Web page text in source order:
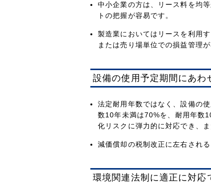
中小企業の方は、リース料を均
トの把握が容易です。
製造業においてはリースを利用
または売り場単位での損益管理が
設備の使用予定期間にあわ
法定耐用年数ではなく、設備の
数10年未満は70%を、耐用年数
化リスクに弾力的に対応でき、
減価償却の税制改正に左右され
環境関連法制に適正に対応